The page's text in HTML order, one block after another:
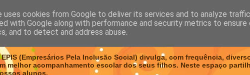
EPIS
EPIS (Empresários Pela Inclusão Social) divulga, com frequência,
melhor acompanhamento escolar dos seus filhos. Neste espaço
alunos.
uses cookies from Google to deliver its services and to analyze
with Google along with performance and security metrics to
and to detect and address abuse.